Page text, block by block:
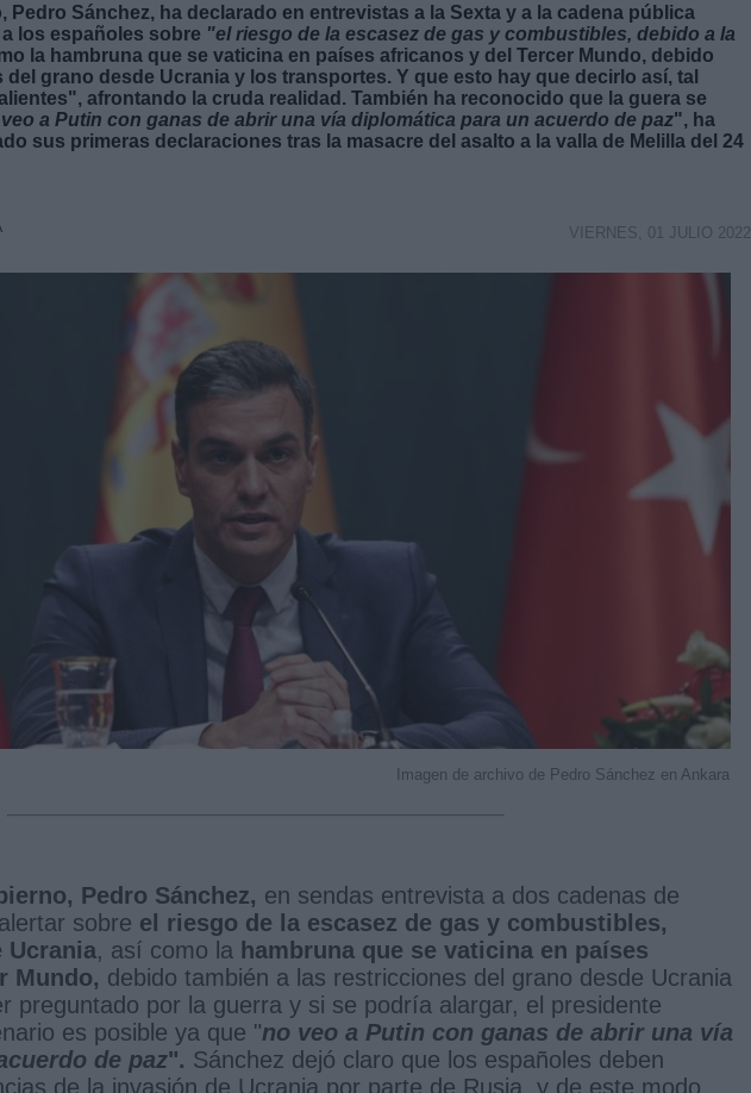
Pedro Sánchez, ha declarado en entrevistas a la Sexta y a la cadena pública
los españoles sobre "el riesgo de la escasez de gas y combustibles, debido a la
la hambruna que se vaticina en países africanos y del Tercer Mundo, debido
grano desde Ucrania y los transportes. Y que esto hay que decirlo así, tal
afrontando la cruda realidad. También ha reconocido que la guera se
a Putin con ganas de abrir una vía diplomática para un acuerdo de paz", ha
sus primeras declaraciones tras la masacre del asalto a la valla de Melilla del 24
VIERNES, 01 JULIO 2022
Imagen de archivo de Pedro Sánchez en Ankara
Pedro Sánchez, en sendas entrevista a dos cadenas de
sobre el riesgo de la escasez de gas y combustibles,
Ucrania, así como la hambruna que se vaticina en países
Mundo, debido también a las restricciones del grano desde Ucrania
preguntado por la guerra y si se podría alargar, el presidente
es posible ya que "no veo a Putin con ganas de abrir una vía
de paz". Sánchez dejó claro que los españoles deben
de la invasión de Ucrania por parte de Rusia, y de este modo